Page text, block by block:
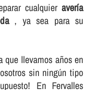
cualquieraverí­a
, ya sea para su
que llevamos años en
sin ningún tipo
En Fervalles